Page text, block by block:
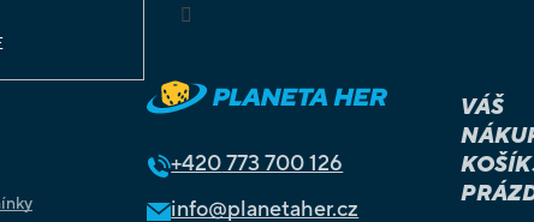
+420773 700 126
info@planetaher.cz
VÁŠ
KOŠÍK